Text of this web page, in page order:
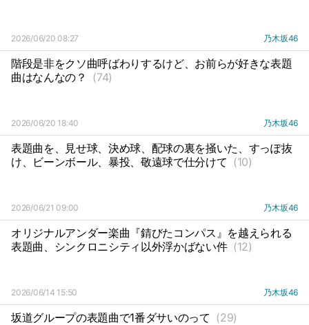
2026/06/20 08:27 乃木坂46
階段是非をクソ曲呼ばわりするけど、お前らが好きな表題
曲はなんなの？
(74)
2026/06/20 18:40 乃木坂46
表題曲を、見せ球、決め球、配球の裏を掻いた、すっぽ抜
け、ビーンボール、暴投、敬遠球で仕分けて (10)
2026/06/21 09:00 乃木坂46
オリジナルアンダー楽曲『錆びたコンパス』を越えられる
表題曲、シンクロニシティ以外浮かばない件 (12)
2026/06/14 15:50 乃木坂46
坂道グループの表題曲で1番ダサいのって (29)